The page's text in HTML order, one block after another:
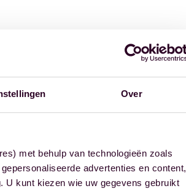
Over
met behulp van technologieën zoals
advertenties en content,
U kunt kiezen wie uw gegevens gebruikt